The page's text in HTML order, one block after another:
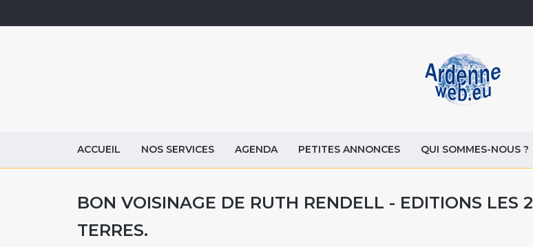
ACCUEIL NOS SERVICES AGENDA PETITES ANNONCES QUI SOMMES-NOUS ?
BON VOISINAGE DE RUTH RENDELL - EDITIONS LES 2
TERRES.